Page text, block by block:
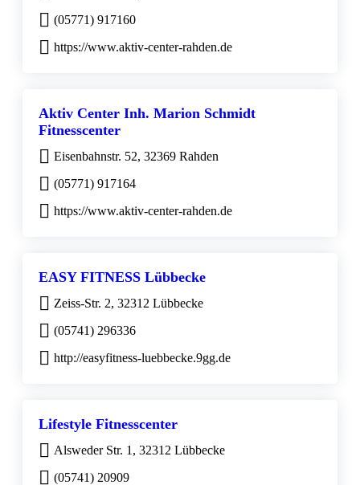
(05771) 917160
https://www.aktiv-center-rahden.de
Aktiv Center Inh. Marion Schmidt
Fitnesscenter
Eisenbahnstr. 52, 32369 Rahden
(05771) 917164
https://www.aktiv-center-rahden.de
EASY FITNESS Lübbecke
Zeiss-Str. 2, 32312 Lübbecke
(05741) 296336
http://easyfitness-luebbecke.9gg.de
Lifestyle Fitnesscenter
Alsweder Str. 1, 32312 Lübbecke
(05741) 20909